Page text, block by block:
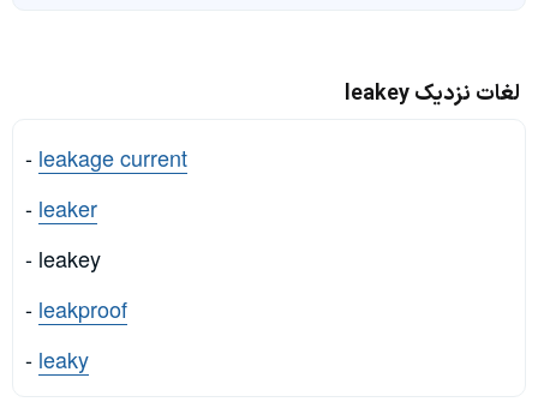
لغات نزدیک leakey
- leakage current
- leaker
- leakey
- leakproof
- leaky